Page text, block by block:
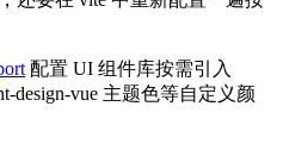
配置 UI 组件库按需引入
design-vue 主题色等自定义颜